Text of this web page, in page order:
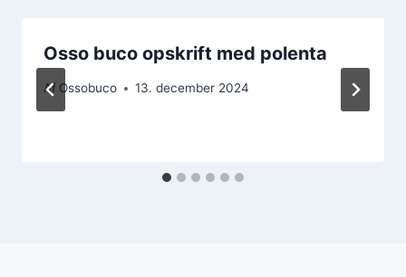
Osso buco opskrift med polenta
Af Ossobuco 13. december 2024